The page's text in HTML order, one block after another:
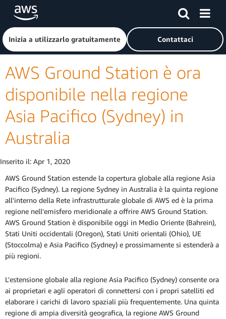
Passa al contenuto principale
Fai clic qui per tornare alla home page di Amazon Web
Inizia a utilizzarlo gratuitamente Contattaci
AWS Ground Station è ora
disponibile nella regione
Asia Pacifico (Sydney) in
Australia
Inserito il: Apr 1, 2020
AWS Ground Station estende la copertura globale alla regione Asia
Pacifico (Sydney). La regione Sydney in Australia è la quinta regione
all'interno della Rete infrastrutturale globale di AWS ed è la prima
regione nell'emisfero meridionale a offrire AWS Ground Station.
AWS Ground Station è disponibile oggi in Medio Oriente (Bahrein),
Stati Uniti occidentali (Oregon), Stati Uniti orientali (Ohio), UE
(Stoccolma) e Asia Pacifico (Sydney) e prossimamente si estenderà a
più regioni.
L'estensione globale alla regione Asia Pacifico (Sydney) consente ora
ai proprietari e agli operatori di connettersi con i propri satelliti ed
elaborare i carichi di lavoro spaziali più frequentemente. Una quinta
regione di ampia diversità geografica, la regione AWS Ground